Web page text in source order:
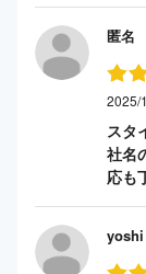
匿名
2025/
スタ
社名
応も
yoshi